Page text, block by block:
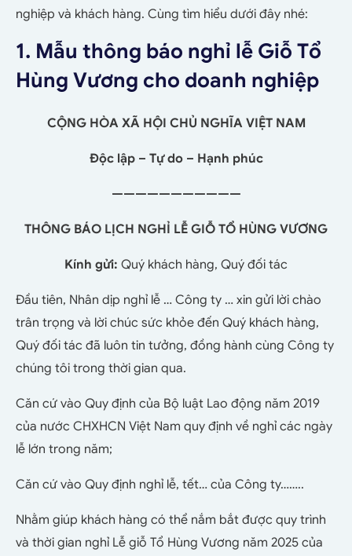
nghiệp và khách hàng. Cùng tìm hiểu dưới đây nhé:
1. Mẫu thông báo nghỉ lễ Giỗ Tổ
Hùng Vương cho doanh nghiệp
CỘNG HÒA XÃ HỘI CHỦ NGHĨA VIỆT NAM
Độc lập – Tự do – Hạnh phúc
———————————
THÔNG BÁO LỊCH NGHỈ LỄ GIỖ TỔ HÙNG VƯƠNG
Kính gửi: Quý khách hàng, Quý đối tác
Đầu tiên, Nhân dịp nghỉ lễ … Công ty … xin gửi lời chào
trân trọng và lời chúc sức khỏe đến Quý khách hàng,
Quý đối tác đã luôn tin tưởng, đồng hành cùng Công ty
chúng tôi trong thời gian qua.
Căn cứ vào Quy định của Bộ luật Lao động năm 2019
của nước CHXHCN Việt Nam quy định về nghỉ các ngày
lễ lớn trong năm;
Căn cứ vào Quy định nghỉ lễ, tết… của Công ty……..
Nhằm giúp khách hàng có thể nắm bắt được quy trình
và thời gian nghỉ Lễ giỗ Tổ Hùng Vương năm 2025 của